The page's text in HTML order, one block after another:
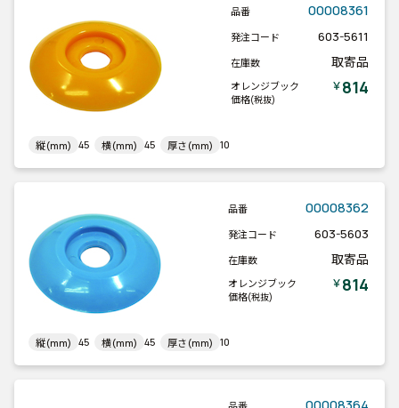
品番 00008361
発注コード 603-5611
在庫数 取寄品
オレンジブック
価格(税抜)
￥814
縦(mm) 45 横(mm) 45 厚さ(mm) 10
品番 00008362
発注コード 603-5603
在庫数 取寄品
オレンジブック
価格(税抜)
￥814
縦(mm) 45 横(mm) 45 厚さ(mm) 10